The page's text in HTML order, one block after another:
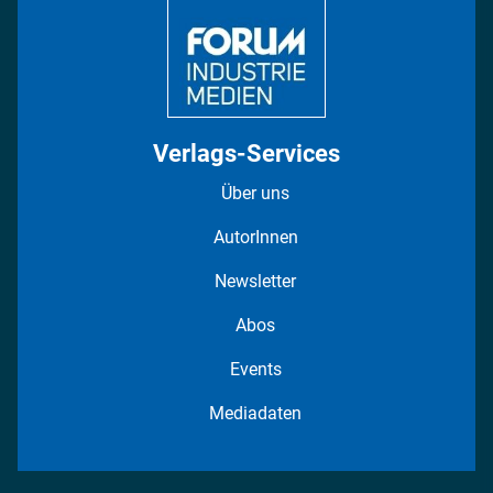
Verlags-Services
Über uns
AutorInnen
Newsletter
Abos
Events
Mediadaten